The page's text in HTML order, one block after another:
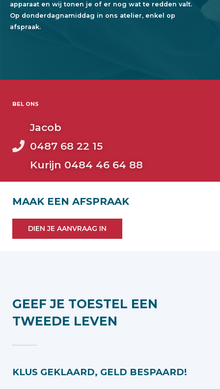
apparaat en wij tonen je of er nog wat te redden valt.
Op donderdagnamiddag in ons atelier, enkel op
afspraak.
BEL ONS
Jacob
0487 68 22 15
Kurijn 0484 46 64 88
MAAK EEN AFSPRAAK
DIEN JE AANVRAAG IN
GEEF JE TOESTEL EEN
TWEEDE LEVEN
KLUS GEKLAARD, GELD BESPAARD!